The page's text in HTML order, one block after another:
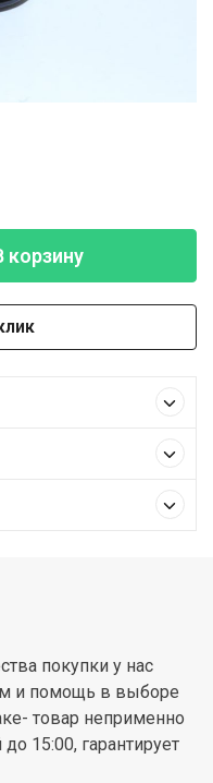
корзину
покупки у нас
и помощь в выборе
товар неприменно
15:00, гарантирует